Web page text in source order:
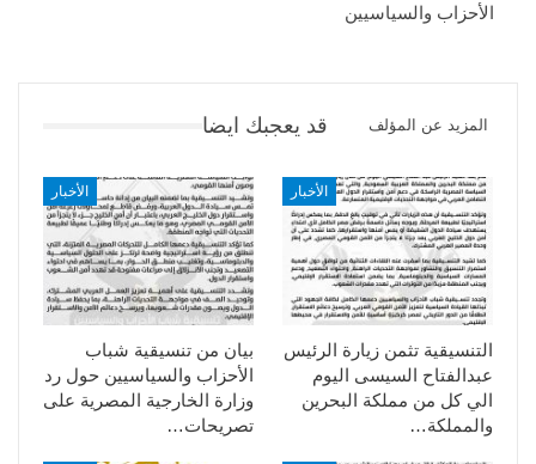
الأحزاب والسياسيين
قد يعجبك ايضا المزيد عن المؤلف
الأخبار
بيان من تنسيقية شباب
الأحزاب والسياسيين حول رد
وزارة الخارجية المصرية على
تصريحات…
الأخبار
التنسيقية تثمن زيارة الرئيس
عبدالفتاح السيسى اليوم
الي كل من مملكة البحرين
والمملكة…